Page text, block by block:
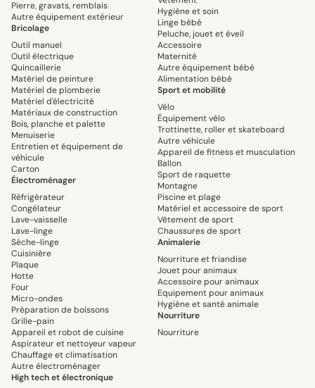
Pierre, gravats, remblais
Autre équipement extérieur
Bricolage
Outil manuel
Outil électrique
Quincaillerie
Matériel de peinture
Matériel de plomberie
Matériel d'électricité
Matériaux de construction
Bois, planche et palette
Menuiserie
Entretien et équipement de
véhicule
Carton
Électroménager
Réfrigérateur
Congélateur
Lave-vaisselle
Lave-linge
Sèche-linge
Cuisinière
Plaque
Hotte
Four
Micro-ondes
Préparation de boissons
Grille-pain
Appareil et robot de cuisine
Aspirateur et nettoyeur vapeur
Chauffage et climatisation
Autre électroménager
High tech et électronique
Hygiène et soin
Linge bébé
Peluche, jouet et éveil
Accessoire
Maternité
Autre équipement bébé
Alimentation bébé
Sport et mobilité
Vélo
Équipement vélo
Trottinette, roller et skateboard
Autre véhicule
Appareil de fitness et musculation
Ballon
Sport de raquette
Montagne
Piscine et plage
Matériel et accessoire de sport
Vêtement de sport
Chaussures de sport
Animalerie
Nourriture et friandise
Jouet pour animaux
Accessoire pour animaux
Equipement pour animaux
Hygiène et santé animale
Nourriture
Nourriture